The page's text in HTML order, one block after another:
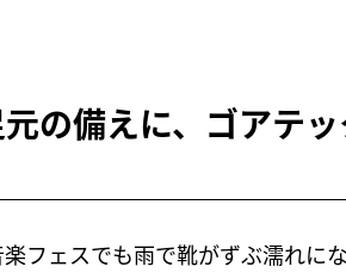
の備えに、ゴアテ
フェスでも雨で靴がずぶ濡れに